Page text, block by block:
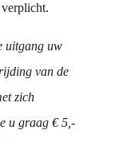
uitgang uw
van de
zich
u graag € 5,-